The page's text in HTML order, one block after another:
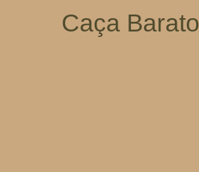
Caça Barato